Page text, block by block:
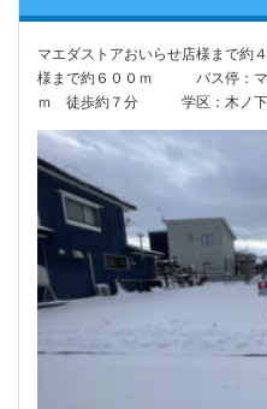
マエダストアおいらせ店様ま
様まで約６００ｍ バス停：マ
ｍ 徒歩約７分 学区：木ノ下